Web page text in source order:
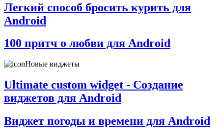
Легкий способ бросить курить для
Android
100 притч о любви для Android
Новые виджеты
Ultimate custom widget - Создание
виджетов для Android
Виджет погоды и времени для Android